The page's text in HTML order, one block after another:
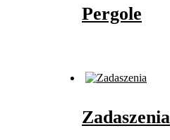
Pergole
Zadaszenia